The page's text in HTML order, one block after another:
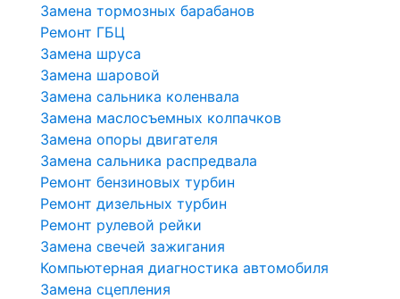
Замена тормозных барабанов
Ремонт ГБЦ
Замена шруса
Замена шаровой
Замена сальника коленвала
Замена маслосъемных колпачков
Замена опоры двигателя
Замена сальника распредвала
Ремонт бензиновых турбин
Ремонт дизельных турбин
Ремонт рулевой рейки
Замена свечей зажигания
Компьютерная диагностика автомобиля
Замена сцепления